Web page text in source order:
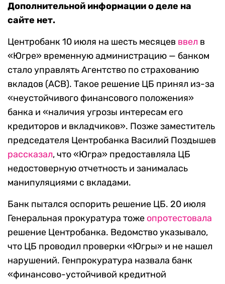
Дополнительной информации о деле на
сайте нет.
Центробанк 10 июля на шесть месяцев ввел в
«Югре» временную администрацию — банком
стало управлять Агентство по страхованию
вкладов (АСВ). Такое решение ЦБ принял из-за
«неустойчивого финансового положения»
банка и «наличия угрозы интересам его
кредиторов и вкладчиков». Позже заместитель
председателя Центробанка Василий Поздышев
рассказал, что «Югра» предоставляла ЦБ
недостоверную отчетность и занималась
манипуляциями с вкладами.
Банк пытался оспорить решение ЦБ. 20 июля
Генеральная прокуратура тоже опротестовала
решение Центробанка. Ведомство указывало,
что ЦБ проводил проверки «Югры» и не нашел
нарушений. Генпрокуратура назвала банк
«финансово-устойчивой кредитной